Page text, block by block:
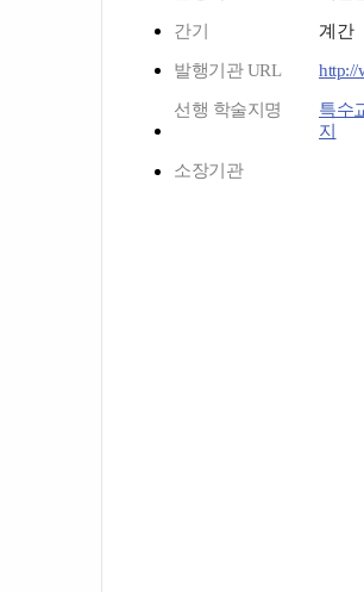
간기 계간
발행기관 URL http://
선행 학술지명
특수
지
소장기관